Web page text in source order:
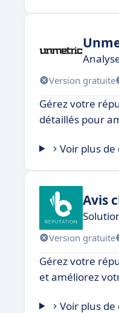
Version gratuite
Gérez votre
détaillés pour
Voir plus de
Avis
Version gratuite
Gérez votre
et améliorez
Voir plus de